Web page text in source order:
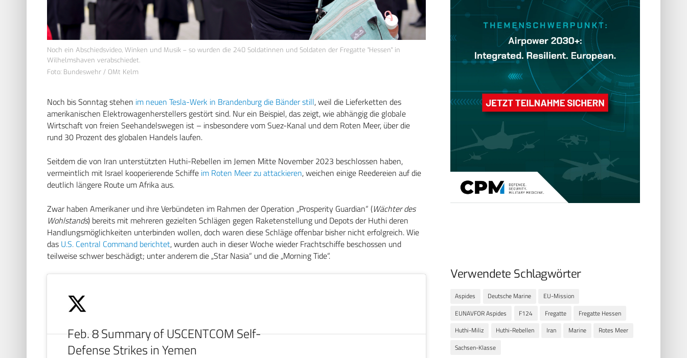
Noch ein Abschiedsvideo, Winken und Musik – so wurden die 240 Soldatinnen und Soldaten der Fregatte "Hessen" in
Wilhelmshaven verabschiedet.
Foto: Bundeswehr / OMt Kelm
Noch bis Sonntag stehen im neuen Tesla-Werk in Brandenburg die Bänder still, weil die Lieferketten des
amerikanischen Elektrowagenherstellers gestört sind. Nur ein Beispiel, das zeigt, wie abhängig die globale
Wirtschaft von freien Seehandelswegen ist – insbesondere vom Suez-Kanal und dem Roten Meer, über die
rund 30 Prozent des globalen Handels laufen.
Seitdem die von Iran unterstützten Huthi-Rebellen im Jemen Mitte November 2023 beschlossen haben,
vermeintlich mit Israel kooperierende Schiffe im Roten Meer zu attackieren, weichen einige Reedereien auf die
deutlich längere Route um Afrika aus.
Zwar haben Amerikaner und ihre Verbündeten im Rahmen der Operation „Prosperity Guardian“ (Wächter des
Wohlstands) bereits mit mehreren gezielten Schlägen gegen Raketenstellung und Depots der Huthi deren
Handlungsmöglichkeiten unterbinden wollen, doch waren diese Schläge offenbar bisher nicht erfolgreich. Wie
das U.S. Central Command berichtet, wurden auch in dieser Woche wieder Frachtschiffe beschossen und
teilweise schwer beschädigt; unter anderem die „Star Nasia“ und die „Morning Tide“.
Feb. 8 Summary of USCENTCOM Self-
Defense Strikes in Yemen
Verwendete Schlagwörter
Aspides Deutsche Marine
EU-Mission
EUNAVFOR Aspides
F124 Fregatte
Fregatte Hessen
Huthi-Miliz
Huthi-Rebellen Iran Marine
Rotes Meer
Sachsen-Klasse